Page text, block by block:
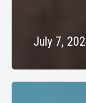
July 7,